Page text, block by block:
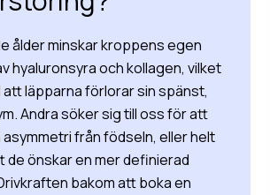
ålder minskar kroppens egen
hyaluronsyra och kollagen, vilket
läpparna förlorar sin spänst,
Andra söker sig till oss för att
från födseln, eller helt
de önskar en mer definierad
bakom att boka en